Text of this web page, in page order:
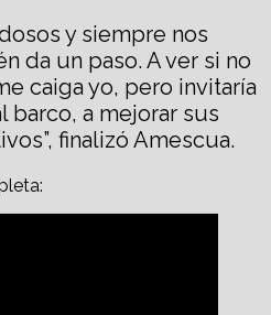
y siempre nos
da un paso. A ver si no
caiga yo, pero invitaría
barco, a mejorar sus
finalizó Amescua.